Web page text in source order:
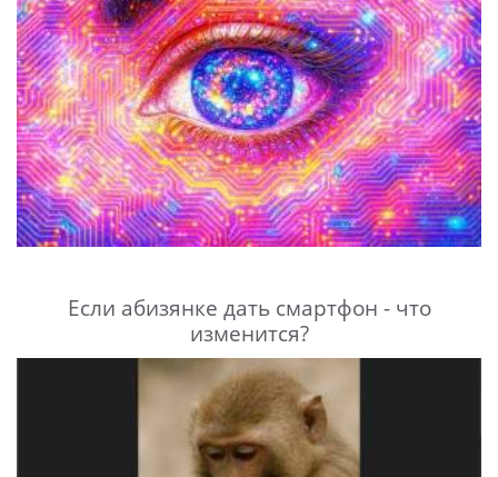
Если абизянке дать смартфон - что
изменится?